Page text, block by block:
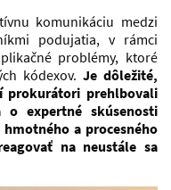
komunikáciu medzi
podujatia, v rámci
problémy, ktoré
kódexov. Je dôležité,
prokurátori prehlbovali
expertné skúsenosti
a procesného
na neustále sa